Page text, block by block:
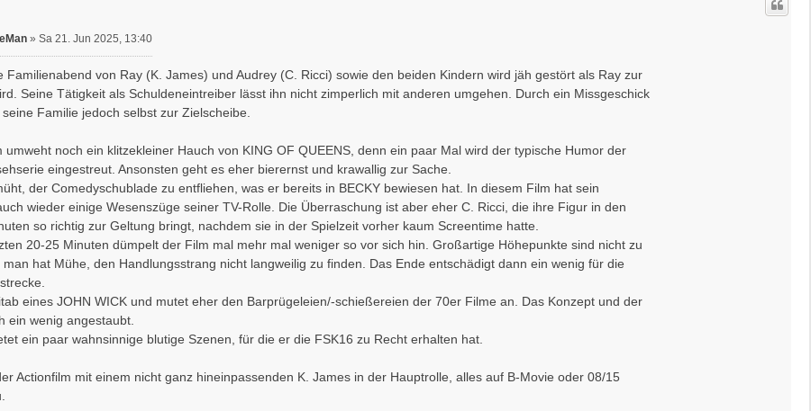
o
» Sa 21. Jun 2025, 13:40
Familienabend von Ray (K. James) und Audrey (C. Ricci) sowie den beiden Kindern wird jäh gestört als Ray zur
Seine Tätigkeit als Schuldeneintreiber lässt ihn nicht zimperlich mit anderen umgehen. Durch ein Missgeschick
Familie jedoch selbst zur Zielscheibe.
umweht noch ein klitzekleiner Hauch von KING OF QUEENS, denn ein paar Mal wird der typische Humor der
eingestreut. Ansonsten geht es eher bierernst und krawallig zur Sache.
der Comedyschublade zu entfliehen, was er bereits in BECKY bewiesen hat. In diesem Film hat sein
wieder einige Wesenszüge seiner TV-Rolle. Die Überraschung ist aber eher C. Ricci, die ihre Figur in den
so richtig zur Geltung bringt, nachdem sie in der Spielzeit vorher kaum Screentime hatte.
20-25 Minuten dümpelt der Film mal mehr mal weniger so vor sich hin. Großartige Höhepunkte sind nicht zu
hat Mühe, den Handlungsstrang nicht langweilig zu finden. Das Ende entschädigt dann ein wenig für die
eines JOHN WICK und mutet eher den Barprügeleien/-schießereien der 70er Filme an. Das Konzept und der
ein wenig angestaubt.
ein paar wahnsinnige blutige Szenen, für die er die FSK16 zu Recht erhalten hat.
Actionfilm mit einem nicht ganz hineinpassenden K. James in der Hauptrolle, alles auf B-Movie oder 08/15